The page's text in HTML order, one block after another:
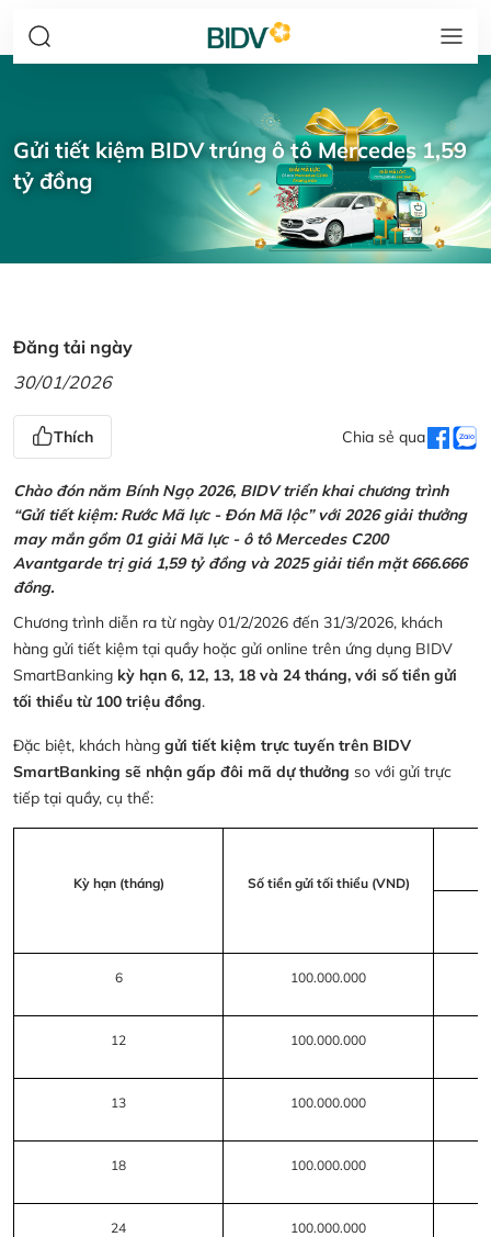
Gửi tiết kiệm BIDV trúng ô tô Mercedes 1,59
tỷ đồng
Đăng tải ngày
30/01/2026
Thích Chia sẻ qua
Chào đón năm Bính Ngọ 2026, BIDV triển khai chương trình
“Gửi tiết kiệm: Rước Mã lực - Đón Mã lộc” với 2026 giải thưởng
may mắn gồm 01 giải Mã lực - ô tô Mercedes C200
Avantgarde trị giá 1,59 tỷ đồng và 2025 giải tiền mặt 666.666
đồng.
Chương trình diễn ra từ ngày 01/2/2026 đến 31/3/2026, khách
hàng gửi tiết kiệm tại quầy hoặc gửi online trên ứng dụng BIDV
SmartBanking kỳ hạn 6, 12, 13, 18 và 24 tháng, với số tiền gửi
tối thiểu từ 100 triệu đồng.
Đặc biệt, khách hàng gửi tiết kiệm trực tuyến trên BIDV
SmartBanking sẽ nhận gấp đôi mã dự thưởng so với gửi trực
tiếp tại quầy, cụ thể:
Kỳ hạn (tháng) Số tiền gửi tối thiểu (VND)
6 100.000.000
12 100.000.000
13 100.000.000
18 100.000.000
24 100.000.000